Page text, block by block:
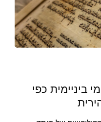
ביניימית כפי